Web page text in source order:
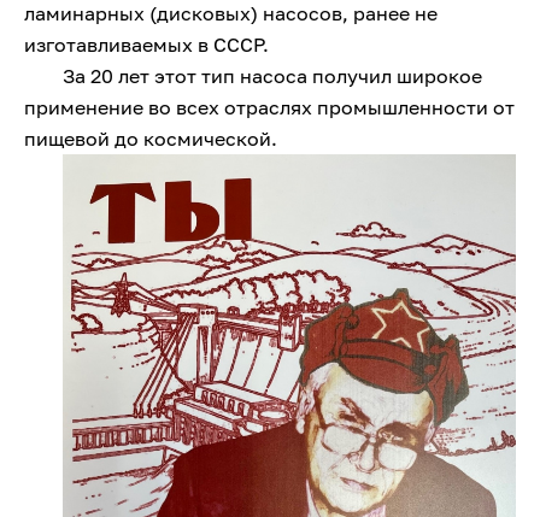
ламинарных (дисковых) насосов, ранее не
изготавливаемых в СССР.
За 20 лет этот тип насоса получил широкое
применение во всех отраслях промышленности от
пищевой до космической.